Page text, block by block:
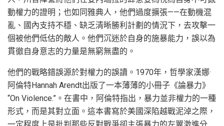
動權力的證明；也如同雅典人，他們過度擴張——在動機混
亂、國內支持不穩、缺乏清晰勝利計劃的情況下，去攻擊一
個被他們低估的敵人。他們沉迷於自身的施暴能力，誤以為
貫徹自身意志的力量是無窮無盡的。
他們的戰略錯誤源於對權力的誤讀。1970年，哲學家漢娜·
阿倫特Hannah Arendt出版了一本薄薄的小冊子《論暴力》
“On Violence.”。在書中，阿倫特指出，暴力並非權力的一種
形式，而是其對立面。這本書寫於美國深陷越戰泥淖之際，